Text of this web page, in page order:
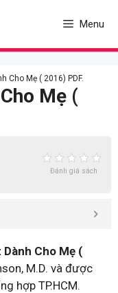
Menu
Cho Mẹ ( 2016) PDF.
Mẹ (
Đánh giá sách
Dành Cho Mẹ (
M.D. và được
hợp TP.HCM.